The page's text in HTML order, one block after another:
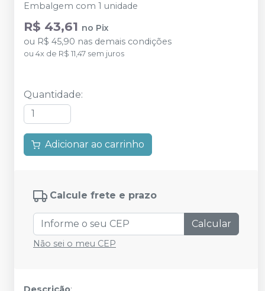
Embalgem com 1 unidade
R$ 43,61 no Pix
ou R$ 45,90 nas demais condições
ou 4x de R$ 11,47 sem juros
Quantidade:
Adicionar ao carrinho
Calcule frete e prazo
Calcular
Não sei o meu CEP